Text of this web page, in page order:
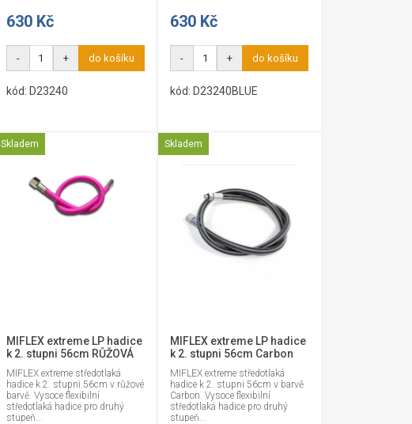
630 Kč
- + do košíku
kód: D23240
630 Kč
- + do košíku
kód: D23240BLUE
Skladem
MIFLEX extreme LP hadice
k 2. stupni 56cm RŮŽOVÁ
MIFLEX extreme středotlaká
hadice k 2. stupni 56cm v růžové
barvě. Vysoce flexibilní
středotlaká hadice pro druhý
stupeň...
Skladem
MIFLEX extreme LP hadice
k 2. stupni 56cm Carbon
MIFLEX extreme středotlaká
hadice k 2. stupni 56cm v barvě
Carbon. Vysoce flexibilní
středotlaká hadice pro druhý
stupeň...